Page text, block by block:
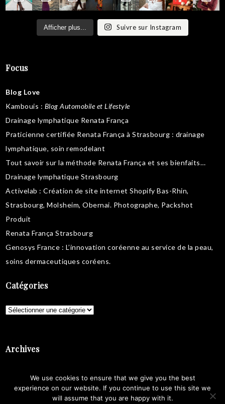
Afficher plus... Suivre sur Instagram
Focus
Blog Love
Kambouis : Blog Automobile et Lifestyle
Drainage lymphatique Renata França
Praticienne certifiée Renata França à Strasbourg : drainage
lymphatique, soin remodelant
Tout savoir sur la méthode Renata França et ses bienfaits…
Drainage lymphatique Strasbourg
Activelab : Création de site internet Shopify Bas-Rhin,
Strasbourg, Molsheim, Obernai. Photographe, Packshot
Produit
Renata França Strasbourg
Genosys France : L’innovation coréenne au service de la peau,
soins dermaceutiques coréens.
Catégories
Catégories
Archives
We use cookies to ensure that we give you the best
experience on our website. If you continue to use this site we
will assume that you are happy with it.